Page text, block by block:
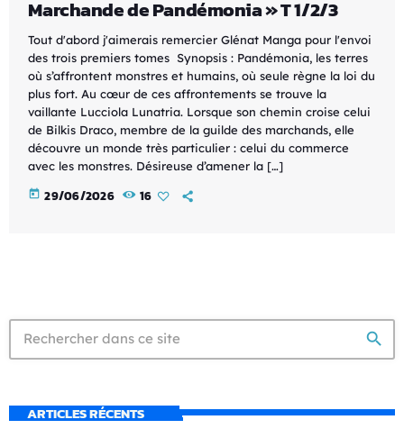
Marchande de Pandémonia » T 1/2/3
Tout d'abord j'aimerais remercier Glénat Manga pour l'envoi
des trois premiers tomes Synopsis : Pandémonia, les terres
où s’affrontent monstres et humains, où seule règne la loi du
plus fort. Au cœur de ces affrontements se trouve la
vaillante Lucciola Lunatria. Lorsque son chemin croise celui
de Bilkis Draco, membre de la guilde des marchands, elle
découvre un monde très particulier : celui du commerce
avec les monstres. Désireuse d’amener la […]
today 29/06/2026 16
search
ARTICLES RÉCENTS